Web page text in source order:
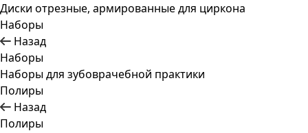
Диски отрезные, армированные для циркона
Наборы
Назад
Наборы
Наборы для зубоврачебной практики
Полиры
Назад
Полиры